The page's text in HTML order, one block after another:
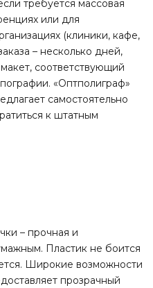
требуется массовая
или для
(клиники, кафе,
– несколько дней,
соответствующий
«Оптполиграф»
самостоятельно
к штатным
– прочная и
Пластик не боится
Широкие возможности
прозрачный